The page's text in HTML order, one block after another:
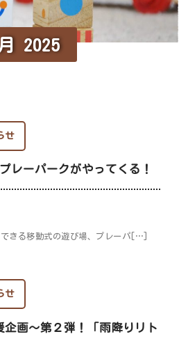
2025
せ
レーパークがやってくる！
きる移動式の遊び場、プレーパ[…]
せ
画～第２弾！「雨降りリト